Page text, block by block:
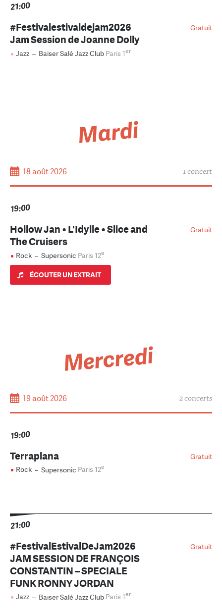
21:00
Gratuit
#Festivalestivaldejam2026
Jam Session de Joanne Dolly
Jazz – Baiser Salé Jazz Club Paris 1er
Mardi
18 août 2026 1 concert
19:00
Gratuit
Hollow Jan • L'Idylle • Slice and
The Cruisers
Rock – Supersonic Paris 12e
ÉCOUTER UN EXTRAIT
Mercredi
19 août 2026 2 concerts
19:00
Gratuit
Terraplana
Rock – Supersonic Paris 12e
21:00
Gratuit
#FestivalEstivalDeJam2026
JAM SESSION DE FRANÇOIS
CONSTANTIN – SPECIALE
FUNK RONNY JORDAN
Jazz – Baiser Salé Jazz Club Paris 1er